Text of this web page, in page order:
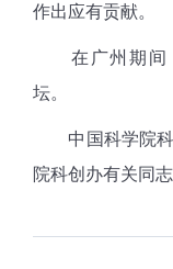
作出应有贡献。
在广州期间，
坛。
中国科学院科
院科创办有关同